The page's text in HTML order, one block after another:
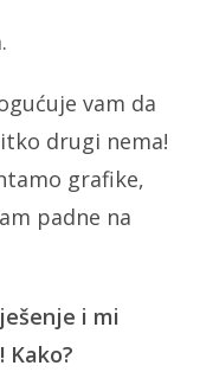
vam da
drugi nema!
grafike,
padne na
i mi
Kako?